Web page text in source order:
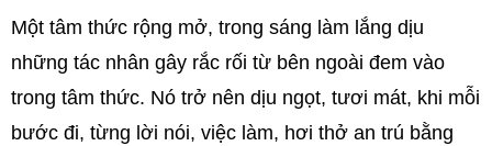
Một tâm thức rộng mở, trong sáng làm lắng dịu
những tác nhân gây rắc rối từ bên ngoài đem vào
trong tâm thức. Nó trở nên dịu ngọt, tươi mát, khi mỗi
bước đi, từng lời nói, việc làm, hơi thở an trú bằng